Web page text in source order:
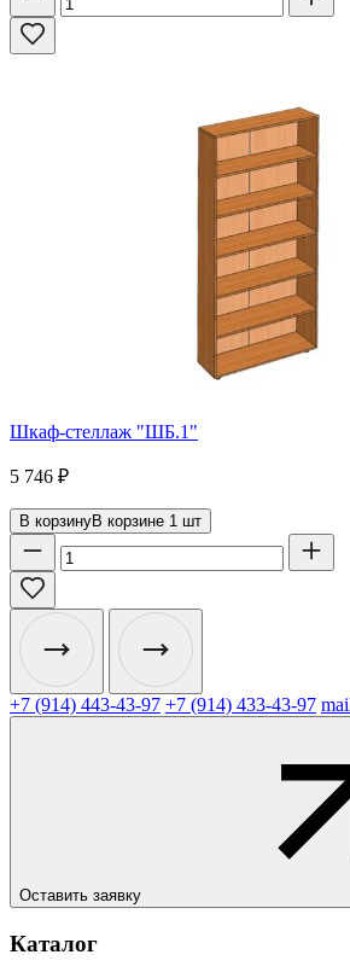
Шкаф-стеллаж "ШБ.1"
5 746 ₽
В корзинуВ корзине 1 шт
+7 (914) 443-43-97 +7 (914) 433-43-97
Оставить заявку
Каталог